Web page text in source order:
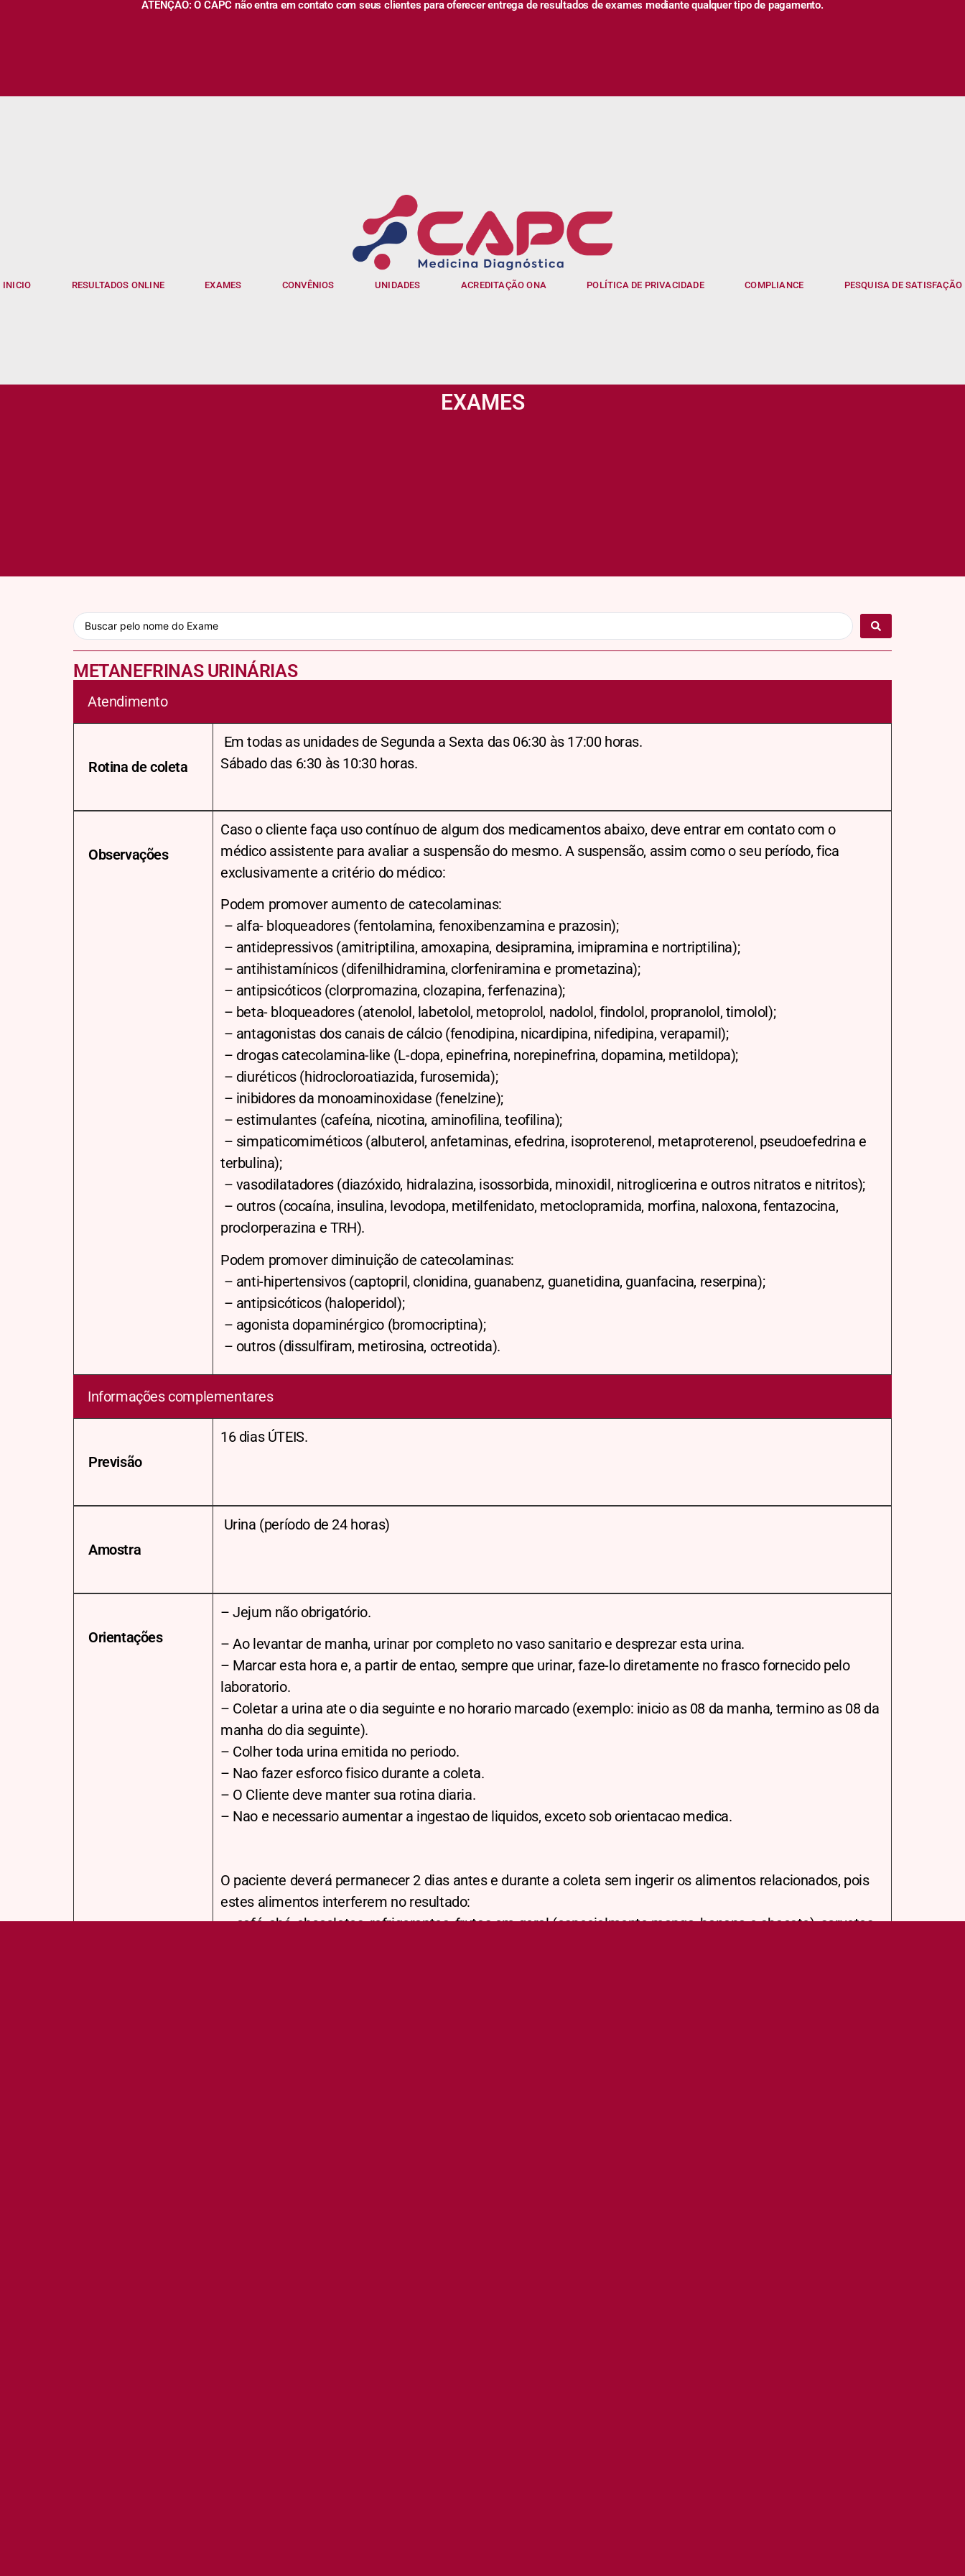
ATENÇÃO: O CAPC não entra em contato com seus clientes para oferecer entrega de resultados de exames mediante qualquer tipo de pagamento.
INICIO RESULTADOS ONLINE EXAMES CONVÊNIOS UNIDADES ACREDITAÇÃO ONA POLÍTICA DE PRIVACIDADE COMPLIANCE PESQUISA DE SATISFAÇÃO
EXAMES
METANEFRINAS URINÁRIAS
Atendimento
Rotina de coleta
Em todas as unidades de Segunda a Sexta das 06:30 às 17:00 horas.
Sábado das 6:30 às 10:30 horas.
Observações
Caso o cliente faça uso contínuo de algum dos medicamentos abaixo, deve entrar em contato com o
médico assistente para avaliar a suspensão do mesmo. A suspensão, assim como o seu período, fica
exclusivamente a critério do médico:
Podem promover aumento de catecolaminas:
– alfa- bloqueadores (fentolamina, fenoxibenzamina e prazosin);
– antidepressivos (amitriptilina, amoxapina, desipramina, imipramina e nortriptilina);
– antihistamínicos (difenilhidramina, clorfeniramina e prometazina);
– antipsicóticos (clorpromazina, clozapina, ferfenazina);
– beta- bloqueadores (atenolol, labetolol, metoprolol, nadolol, findolol, propranolol, timolol);
– antagonistas dos canais de cálcio (fenodipina, nicardipina, nifedipina, verapamil);
– drogas catecolamina-like (L-dopa, epinefrina, norepinefrina, dopamina, metildopa);
– diuréticos (hidrocloroatiazida, furosemida);
– inibidores da monoaminoxidase (fenelzine);
– estimulantes (cafeína, nicotina, aminofilina, teofilina);
– simpaticomiméticos (albuterol, anfetaminas, efedrina, isoproterenol, metaproterenol, pseudoefedrina e
terbulina);
– vasodilatadores (diazóxido, hidralazina, isossorbida, minoxidil, nitroglicerina e outros nitratos e nitritos);
– outros (cocaína, insulina, levodopa, metilfenidato, metoclopramida, morfina, naloxona, fentazocina,
proclorperazina e TRH).
Podem promover diminuição de catecolaminas:
– anti-hipertensivos (captopril, clonidina, guanabenz, guanetidina, guanfacina, reserpina);
– antipsicóticos (haloperidol);
– agonista dopaminérgico (bromocriptina);
– outros (dissulfiram, metirosina, octreotida).
Informações complementares
Previsão
16 dias ÚTEIS.
Amostra
Urina (período de 24 horas)
Orientações
– Jejum não obrigatório.
– Ao levantar de manha, urinar por completo no vaso sanitario e desprezar esta urina.
– Marcar esta hora e, a partir de entao, sempre que urinar, faze-lo diretamente no frasco fornecido pelo
laboratorio.
– Coletar a urina ate o dia seguinte e no horario marcado (exemplo: inicio as 08 da manha, termino as 08 da
manha do dia seguinte).
– Colher toda urina emitida no periodo.
– Nao fazer esforco fisico durante a coleta.
– O Cliente deve manter sua rotina diaria.
– Nao e necessario aumentar a ingestao de liquidos, exceto sob orientacao medica.
O paciente deverá permanecer 2 dias antes e durante a coleta sem ingerir os alimentos relacionados, pois
estes alimentos interferem no resultado:
– café, chá, chocolates, refrigerantes, frutas em geral (especialmente manga, banana e abacate), sorvetes,